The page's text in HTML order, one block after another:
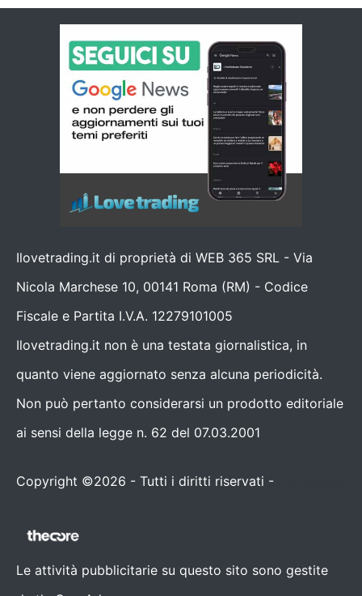
Ilovetrading.it di proprietà di WEB 365 SRL - Via
Nicola Marchese 10, 00141 Roma (RM) - Codice
Fiscale e Partita I.V.A. 12279101005
Ilovetrading.it non è una testata giornalistica, in
quanto viene aggiornato senza alcuna periodicità.
Non può pertanto considerarsi un prodotto editoriale
ai sensi della legge n. 62 del 07.03.2001
Copyright ©2026 - Tutti i diritti riservati -
Le attività pubblicitarie su questo sito sono gestite